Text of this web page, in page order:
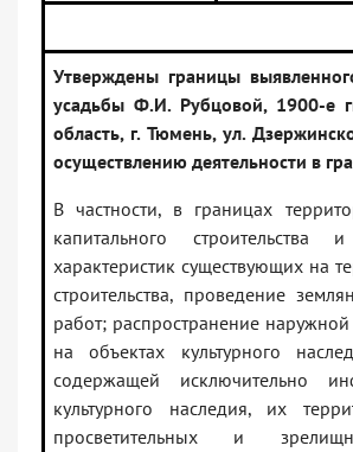
Утверждены границы
усадьбы Ф.И. Рубцовой, 1900-е
область, г. Тюмень, ул.
осуществлению деятельности в
В частности, в границах
капитального строительства
характеристик существующих на
строительства, проведение
работ; распространение
на объектах культурного
содержащей исключительно
культурного наследия, их
просветительных и